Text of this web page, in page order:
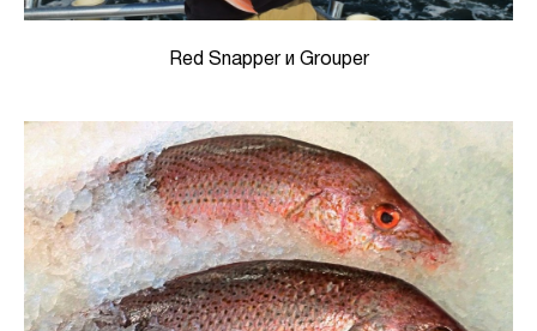
Red Snapper и Grouper